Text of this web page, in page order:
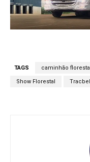
TAGS caminhão florestal
Show Florestal Tracbel